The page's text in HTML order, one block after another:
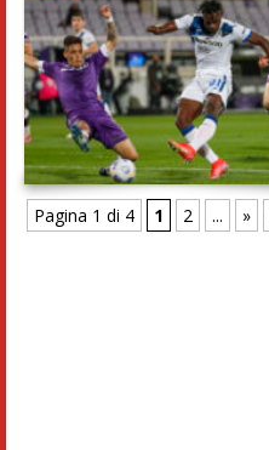
Pagina 1 di 4 1 2 ... »